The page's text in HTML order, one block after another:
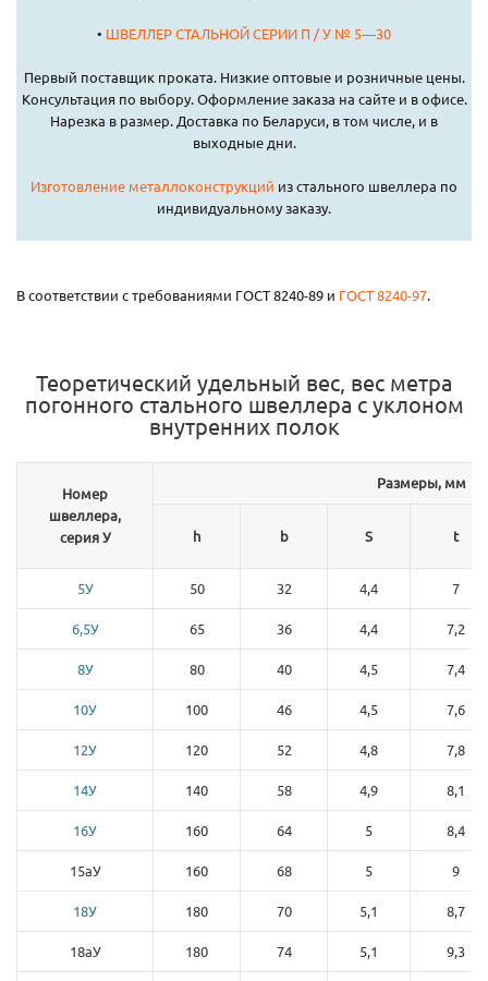
• ШВЕЛЛЕР СТАЛЬНОЙ СЕРИИ П / У № 5—30
Первый поставщик проката. Низкие оптовые и розничные цены.
Консультация по выбору. Оформление заказа на сайте и в офисе.
Нарезка в размер. Доставка по Беларуси, в том числе, и в
выходные дни.
Изготовление металлоконструкций из стального швеллера по
индивидуальному заказу.
В соответствии с требованиями ГОСТ 8240-89 и ГОСТ 8240-97.
Теоретический удельный вес, вес метра
погонного стального швеллера с уклоном
внутренних полок
Номер
швеллера,
серия У
Размеры, мм
h b S t
5У 50 32 4,4 7
6,5У 65 36 4,4 7,2
8У 80 40 4,5 7,4
10У 100 46 4,5 7,6
12У 120 52 4,8 7,8
14У 140 58 4,9 8,1
16У 160 64 5 8,4
15аУ 160 68 5 9
18У 180 70 5,1 8,7
18аУ 180 74 5,1 9,3